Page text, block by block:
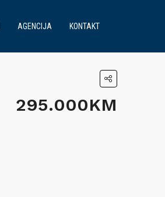
AGENCIJA KONTAKT
295.000KM